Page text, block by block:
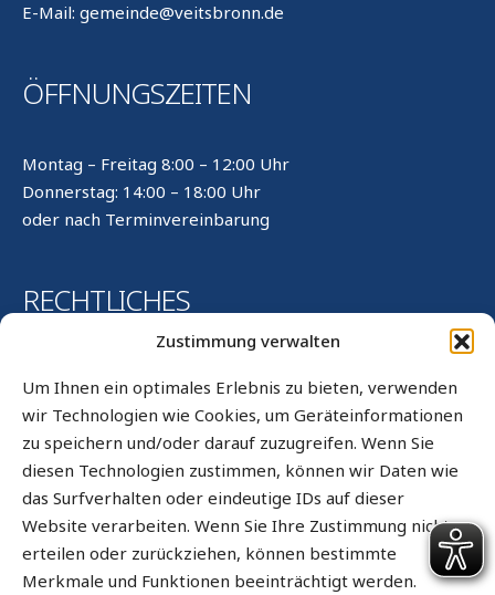
Zustimmung verwalten
Um Ihnen ein optimales Erlebnis zu bieten, verwenden
wir Technologien wie Cookies, um Geräteinformationen
zu speichern und/oder darauf zuzugreifen. Wenn Sie
diesen Technologien zustimmen, können wir Daten wie
das Surfverhalten oder eindeutige IDs auf dieser
Website verarbeiten. Wenn Sie Ihre Zustimmung nicht
erteilen oder zurückziehen, können bestimmte
Merkmale und Funktionen beeinträchtigt werden.
E-Mail: gemeinde@veitsbronn.de
ÖFFNUNGSZEITEN
Montag – Freitag 8:00 – 12:00 Uhr
Donnerstag: 14:00 – 18:00 Uhr
oder nach Terminvereinbarung
RECHTLICHES
Impressum
Datenschutz
Datenschutz WhatsApp
Cookie-Richtlinie (EU)
Sitemap